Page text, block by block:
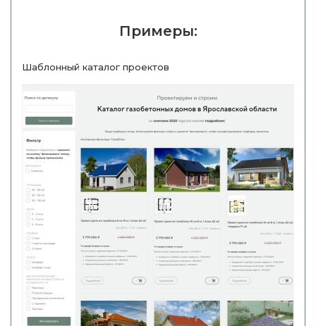
Примеры:
Шаблонный каталог проектов